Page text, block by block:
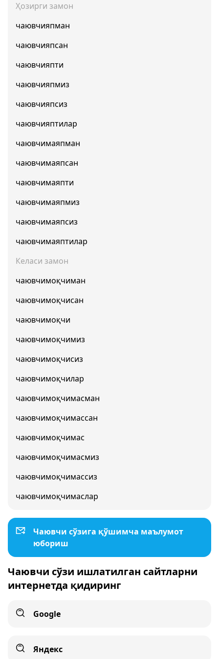
Ҳозирги замон
чаювчияпман
чаювчияпсан
чаювчияпти
чаювчияпмиз
чаювчияпсиз
чаювчияптилар
чаювчимаяпман
чаювчимаяпсан
чаювчимаяпти
чаювчимаяпмиз
чаювчимаяпсиз
чаювчимаяптилар
Келаси замон
чаювчимоқчиман
чаювчимоқчисан
чаювчимоқчи
чаювчимоқчимиз
чаювчимоқчисиз
чаювчимоқчилар
чаювчимоқчимасман
чаювчимоқчимассан
чаювчимоқчимас
чаювчимоқчимасмиз
чаювчимоқчимассиз
чаювчимоқчимаслар
Чаювчи сўзига қўшимча маълумот
юбориш
Чаювчи сўзи ишлатилган сайтларни
интернетда қидиринг
Google
Яндекс